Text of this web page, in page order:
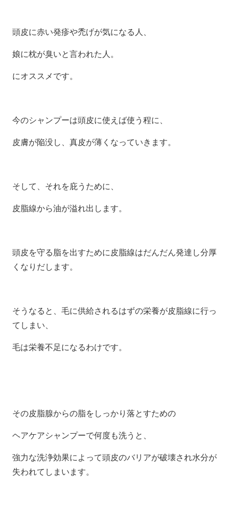
頭皮に赤い発疹や禿げが気になる人、
娘に枕が臭いと言われた人。
にオススメです。
今のシャンプーは頭皮に使えば使う程に、
皮膚が陥没し、真皮が薄くなっていきます。
そして、それを庇うために、
皮脂線から油が溢れ出します。
頭皮を守る脂を出すために皮脂線はだんだん発達し分厚
くなりだします。
そうなると、毛に供給されるはずの栄養が皮脂線に行っ
てしまい、
毛は栄養不足になるわけです。
その皮脂腺からの脂をしっかり落とすための
ヘアケアシャンプーで何度も洗うと、
強力な洗浄効果によって頭皮のバリアが破壊され水分が
失われてしまいます。